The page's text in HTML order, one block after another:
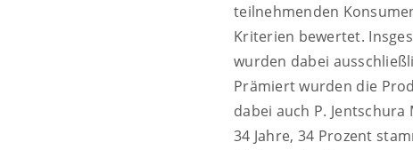
teilnehmenden
Kriterien bewertet.
wurden dabei
Prämiert wurden die
dabei auch P.
34 Jahre, 34 Prozent